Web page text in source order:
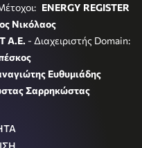
ENERGY REGISTER
Νικόλαος
A.E. - Διαχειριστής Domain:
Ευθυμιάδης
Σαρρηκώστας